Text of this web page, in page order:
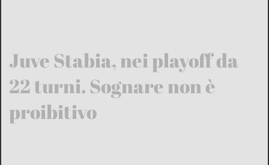
Juve Stabia, nei playoff da
22 turni. Sognare non è
proibitivo